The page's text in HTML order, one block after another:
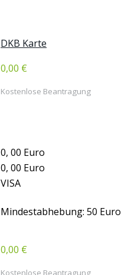
DKB Karte
0,00 €
Kostenlose Beantragung
0, 00 Euro
0, 00 Euro
VISA
Mindestabhebung: 50 Euro
0,00 €
Kostenlose Beantragung